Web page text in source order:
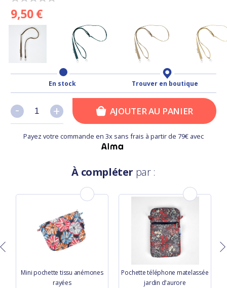
9,50 €
En stock Trouver en boutique
+
- +
- AJOUTER AU PANIER
Payez votre commande en 3x sans frais à partir de 79€ avec
À compléter par :
Mini pochette tissu anémones
rayées
Pochette téléphone matelassée
jardin d'aurore